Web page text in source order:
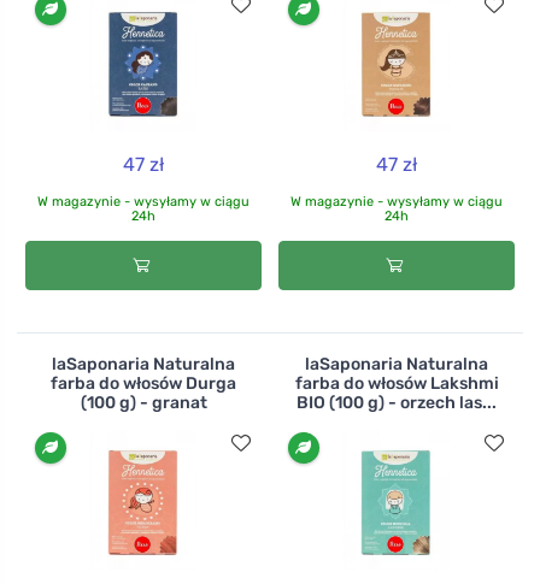
47 zł
W magazynie - wysyłamy w ciągu
24h
47 zł
W magazynie - wysyłamy w ciągu
24h
laSaponaria Naturalna
farba do włosów Durga
(100 g) - granat
laSaponaria Naturalna
farba do włosów Lakshmi
BIO (100 g) - orzech las...